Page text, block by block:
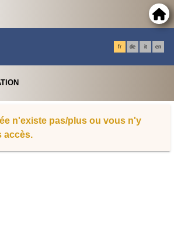
fr de it en
n'existe pas/plus ou vous n'y
accès.